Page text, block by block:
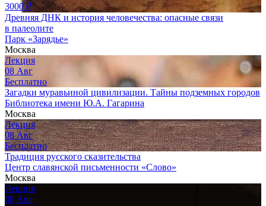
3000₽
Древняя ДНК и история человечества: опасные связи
в палеолите
Парк «Зарядье»
Москва
Лекция
08 Авг
Бесплатно
Загадки муравьиной цивилизации. Тайны подземных городов
Библиотека имени Ю.А. Гагарина
Москва
Лекция
08 Авг
Бесплатно
Традиция русского сказительства
Центр славянской письменности «Слово»
Москва
Лекция
08 Авг